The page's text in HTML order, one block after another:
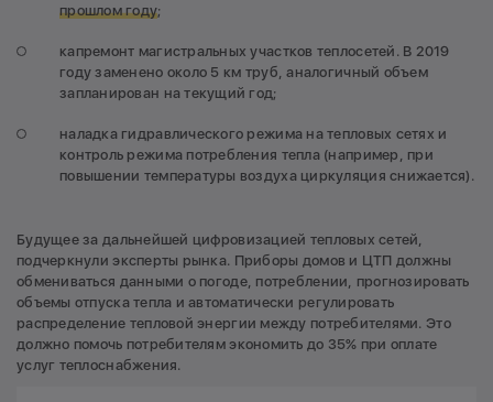
прошлом году;
капремонт магистральных участков теплосетей. В 2019
году заменено около 5 км труб, аналогичный объем
запланирован на текущий год;
наладка гидравлического режима на тепловых сетях и
контроль режима потребления тепла (например, при
повышении температуры воздуха циркуляция снижается).
Будущее за дальнейшей цифровизацией тепловых сетей,
подчеркнули эксперты рынка. Приборы домов и ЦТП должны
обмениваться данными о погоде, потреблении, прогнозировать
объемы отпуска тепла и автоматически регулировать
распределение тепловой энергии между потребителями. Это
должно помочь потребителям экономить до 35% при оплате
услуг теплоснабжения.